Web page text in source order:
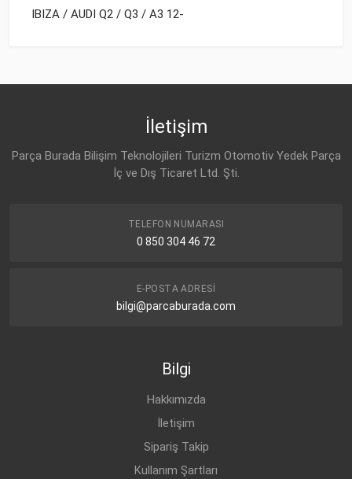
IBIZA / AUDI Q2 / Q3 / A3 12-
VW
İletişim
Parça Burada Bilişim Teknolojileri Turizm Otomotiv Yedek Parça
İç ve Dış Ticaret Ltd. Şti.
TELEFON NUMARASI
0 850 304 46 72
E-POSTA ADRESI
bilgi@parcaburada.com
Bilgi
Hakkımızda
İletişim
Sipariş Takip
Kullanım Şartları